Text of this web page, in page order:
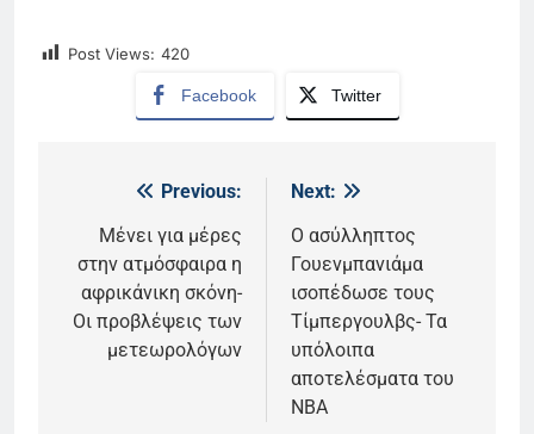
Post Views: 420
Facebook Twitter
Πλοήγηση
άρθρων
Previous:
Μένει για μέρες
στην ατμόσφαιρα η
αφρικάνικη σκόνη-
Οι προβλέψεις των
μετεωρολόγων
Next:
Ο ασύλληπτος
Γουενμπανιάμα
ισοπέδωσε τους
Τίμπεργουλβς- Τα
υπόλοιπα
αποτελέσματα του
NBA